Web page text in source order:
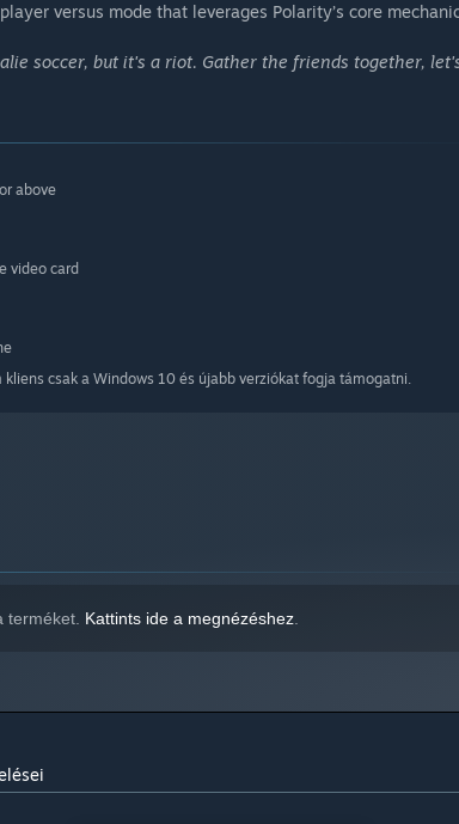
versus mode that leverages Polarity’s core
soccer, but it's a riot. Gather the friends together,
above
video card
csak a Windows 10 és újabb verziókat fogja támogatni.
terméket. Kattints ide a megnézéshez